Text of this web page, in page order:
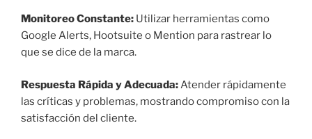
Monitoreo Constante: Utilizar herramientas como
Google Alerts, Hootsuite o Mention para rastrear lo
que se dice de la marca.
Respuesta Rápida y Adecuada:Atender rápidamente
las críticas y problemas, mostrando compromiso con la
satisfacción del cliente.